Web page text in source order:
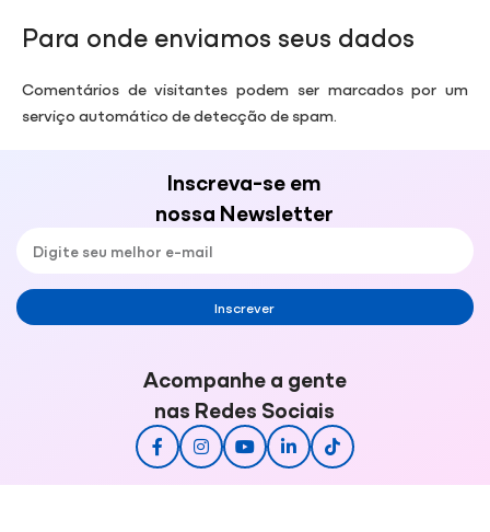
Para onde enviamos seus dados
Comentários de visitantes podem ser marcados por um
serviço automático de detecção de spam.
Inscreva-se em
nossa Newsletter
Inscrever
Acompanhe a gente
nas Redes Sociais